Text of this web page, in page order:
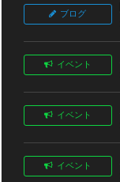
ブログ
イベント
イベント
イベント